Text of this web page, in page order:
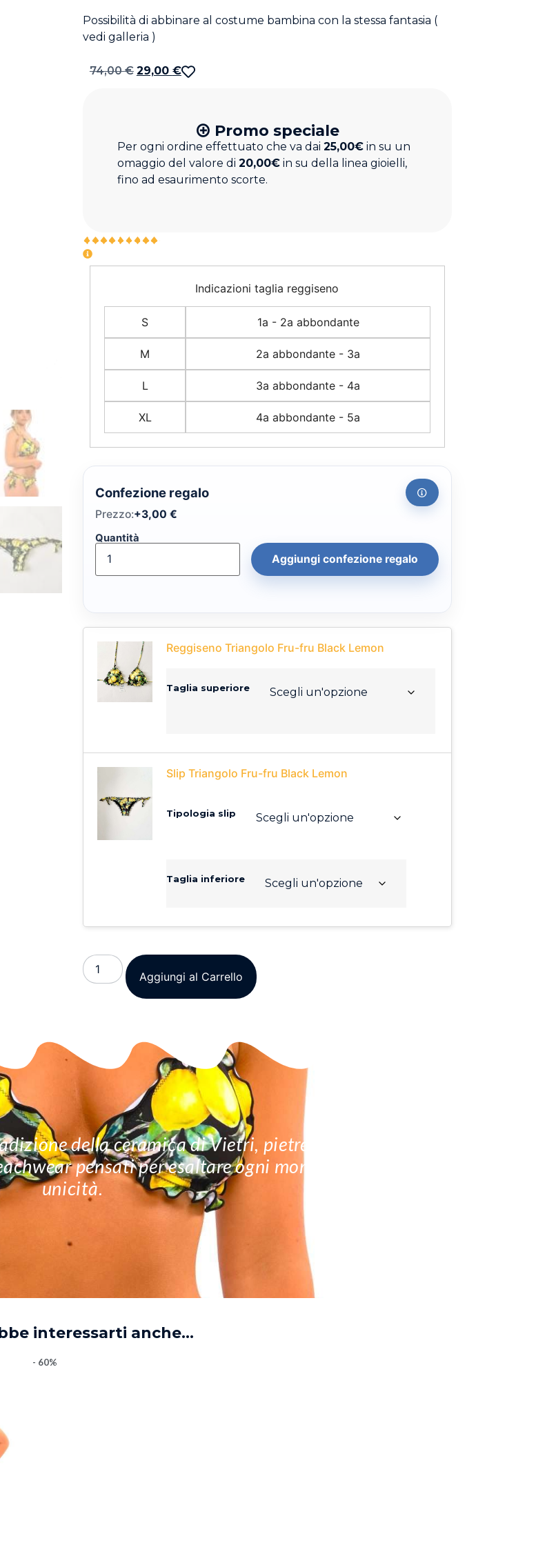
Possibilità di abbinare al costume bambina con la stessa fantasia (
vedi galleria )
74,00€ 29,00 €
Promo speciale
Per ogni ordine effettuato che va dai 25,00€in su un
omaggio del valore di 20,00€in su della linea gioielli,
fino ad esaurimento scorte.
Indicazioni taglia reggiseno
S 1a - 2a abbondante
M 2a abbondante - 3a
L 3a abbondante - 4a
XL 4a abbondante - 5a
Confezione regalo
Prezzo:+3,00€
Quantità
Aggiungi confezione regalo
Reggiseno Triangolo Fru-fru Black Lemon
Taglia superiore
Slip Triangolo Fru-fru Black Lemon
Taglia inferiore
Tipologia slip
Aggiungi al Carrello
della ceramica di Vietri, pietre naturali e dettagli
pensati per esaltare ogni momento con stile e
unicità.
interessarti anche...
- 60%